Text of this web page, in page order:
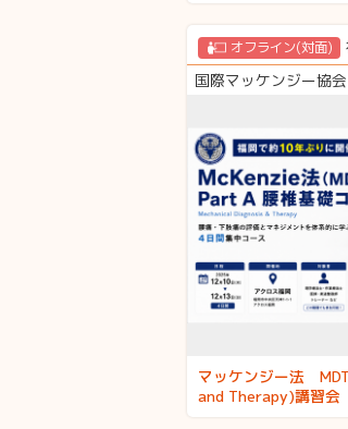
オフライン(対面)
国際マッケンジー協
マッケンジー法
and Therapy)講習
ス 福岡開催